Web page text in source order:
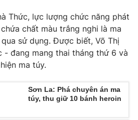
lai
Thức, lực lượng chức năng phát
chất màu trắng nghi là ma
sử dụng. Được biết, Võ Thị
- đang mang thai tháng thứ 6 và
ma túy.
Sơn La: Phá chuyên án ma
túy, thu giữ 10 bánh heroin